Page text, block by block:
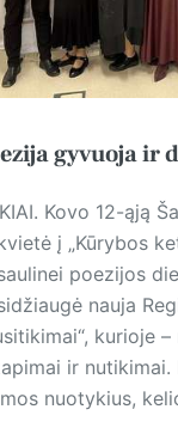
gyvuoja ir
Kovo 12-ąją
į „Kūrybos
poezijos
nauja
kurioje
ir nutikimai.
nuotykius,